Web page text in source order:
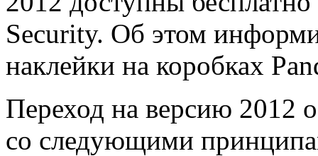
Security. Об этом
наклейки на коробках
Переход на версию 2012
со следующими